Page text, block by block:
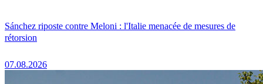
Sánchez riposte contre Meloni : l'Italie menacée de mesures de
rétorsion
07.08.2026